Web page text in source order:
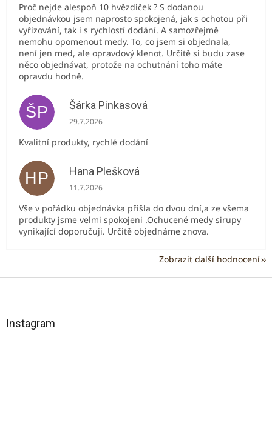
Proč nejde alespoň 10 hvězdiček ? S dodanou
objednávkou jsem naprosto spokojená, jak s ochotou při
vyřizování, tak i s rychlostí dodání. A samozřejmě
nemohu opomenout medy. To, co jsem si objednala,
není jen med, ale opravdový klenot. Určitě si budu zase
něco objednávat, protože na ochutnání toho máte
opravdu hodně.
ŠP Šárka Pinkasová
Hodnocení obchodu je 5 z 5 hvězdiček.
29.7.2026
Kvalitní produkty, rychlé dodání
HP Hana Plešková
Hodnocení obchodu je 5 z 5 hvězdiček.
11.7.2026
Vše v pořádku objednávka přišla do dvou dní,a ze všema
produkty jsme velmi spokojeni .Ochucené medy sirupy
vynikající doporučuji. Určitě objednáme znova.
Zobrazit další hodnocení
Instagram